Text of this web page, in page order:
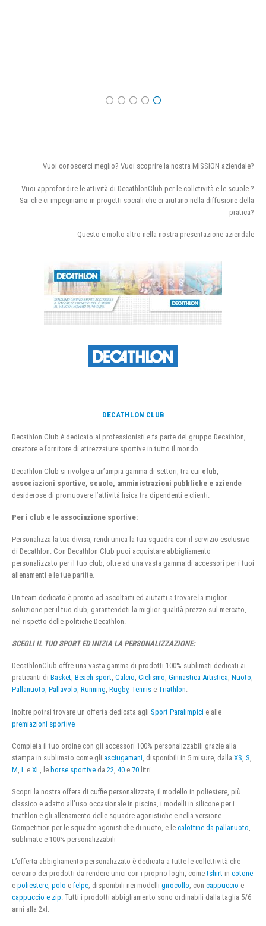
Vuoi conoscerci meglio? Vuoi scoprire la nostra MISSION aziendale?
Vuoi approfondire le attività di DecathlonClub per le colletività e le scuole ?
Sai che ci impegniamo in progetti sociali che ci aiutano nella diffusione della
pratica?
Questo e molto altro nella nostra presentazione aziendale
DECATHLON CLUB
Decathlon Club è dedicato ai professionisti e fa parte del gruppo Decathlon,
creatore e fornitore di attrezzature sportive in tutto il mondo.
Decathlon Club si rivolge a un’ampia gamma di settori, tra cui club
associazioni sportive, scuole, amministrazioni pubbliche e aziende
desiderose di promuovere l’attività fisica tra dipendenti e clienti.
Per i club e le associazione sportive:
Personalizza la tua divisa, rendi unica la tua squadra con il servizio esclusivo
di Decathlon. Con Decathlon Club puoi acquistare abbigliamento
personalizzato per il tuo club, oltre ad una vasta gamma di accessori per i tuoi
allenamenti e le tue partite.
Un team dedicato è pronto ad ascoltarti ed aiutarti a trovare la miglior
soluzione per il tuo club, garantendoti la miglior qualità prezzo sul mercato,
nel rispetto delle politiche Decathlon.
SCEGLI IL TUO SPORT ED INIZIA LA PERSONALIZZAZIONE:
DecathlonClub offre una vasta gamma di prodotti 100% sublimati dedicati ai
praticanti di Basket, Beach sport, Calcio, Ciclismo, Ginnastica Artistica, Nuoto,
Pallanuoto, Pallavolo, Running, Rugby, Tennis e Triathlon.
Inoltre potrai trovare un offerta dedicata agli Sport Paralimpici e alle
premiazioni sportive
Completa il tuo ordine con gli accessori 100% personalizzabili grazie alla
stampa in sublimato come gli asciugamani , disponibili in 5 misure, dalla XS S
M L e XL , le borse sportive da 22 40 e 70 litri.
Scopri la nostra offera di cuffie personalizzate, il modello in poliestere, più
classico e adatto all’uso occasionale in piscina, i modelli in silicone per i
triathlon e gli allenamento delle squadre agonistiche e nella versione
Competition per le squadre agonistiche di nuoto, e le calottine da pallanuoto,
sublimate e 100% personalizzabili
L’offerta abbigliamento personalizzato è dedicata a tutte le collettività che
cercano dei prodotti da rendere unici con i proprio loghi, cometshirt in cotone
e poliestere, polo e felpe, disponibili nei modelli girocollo, con cappuccio e
cappuccio e zip. Tutti i prodotti abbigliamento sono ordinabili dalla taglia 5/6
anni alla 2xl.